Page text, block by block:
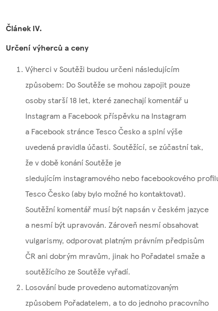
Článek IV.
Určení výherců a ceny
Výherci v Soutěži budou určeni následujícím
způsobem: Do Soutěže se mohou zapojit pouze
osoby starší 18 let, které zanechají komentář u
Instagram a Facebook příspěvku na Instagram
a Facebook stránce Tesco Česko a splní výše
uvedená pravidla účasti. Soutěžící, se zúčastní tak,
že v době konání Soutěže je
sledujícím instagramového nebo facebookového
Tesco Česko (aby bylo možné ho kontaktovat).
Soutěžní komentář musí být napsán v českém jazyce
a nesmí být upravován. Zároveň nesmí obsahovat
vulgarismy, odporovat platným právním předpisům
ČR ani dobrým mravům, jinak ho Pořadatel smaže a
soutěžícího ze Soutěže vyřadí.
Losování bude provedeno automatizovaným
způsobem Pořadatelem, a to do jednoho pracovního